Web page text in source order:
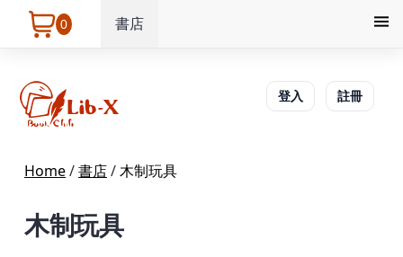
0 書店
登入 註冊
Home/書店/木制玩具
木制玩具